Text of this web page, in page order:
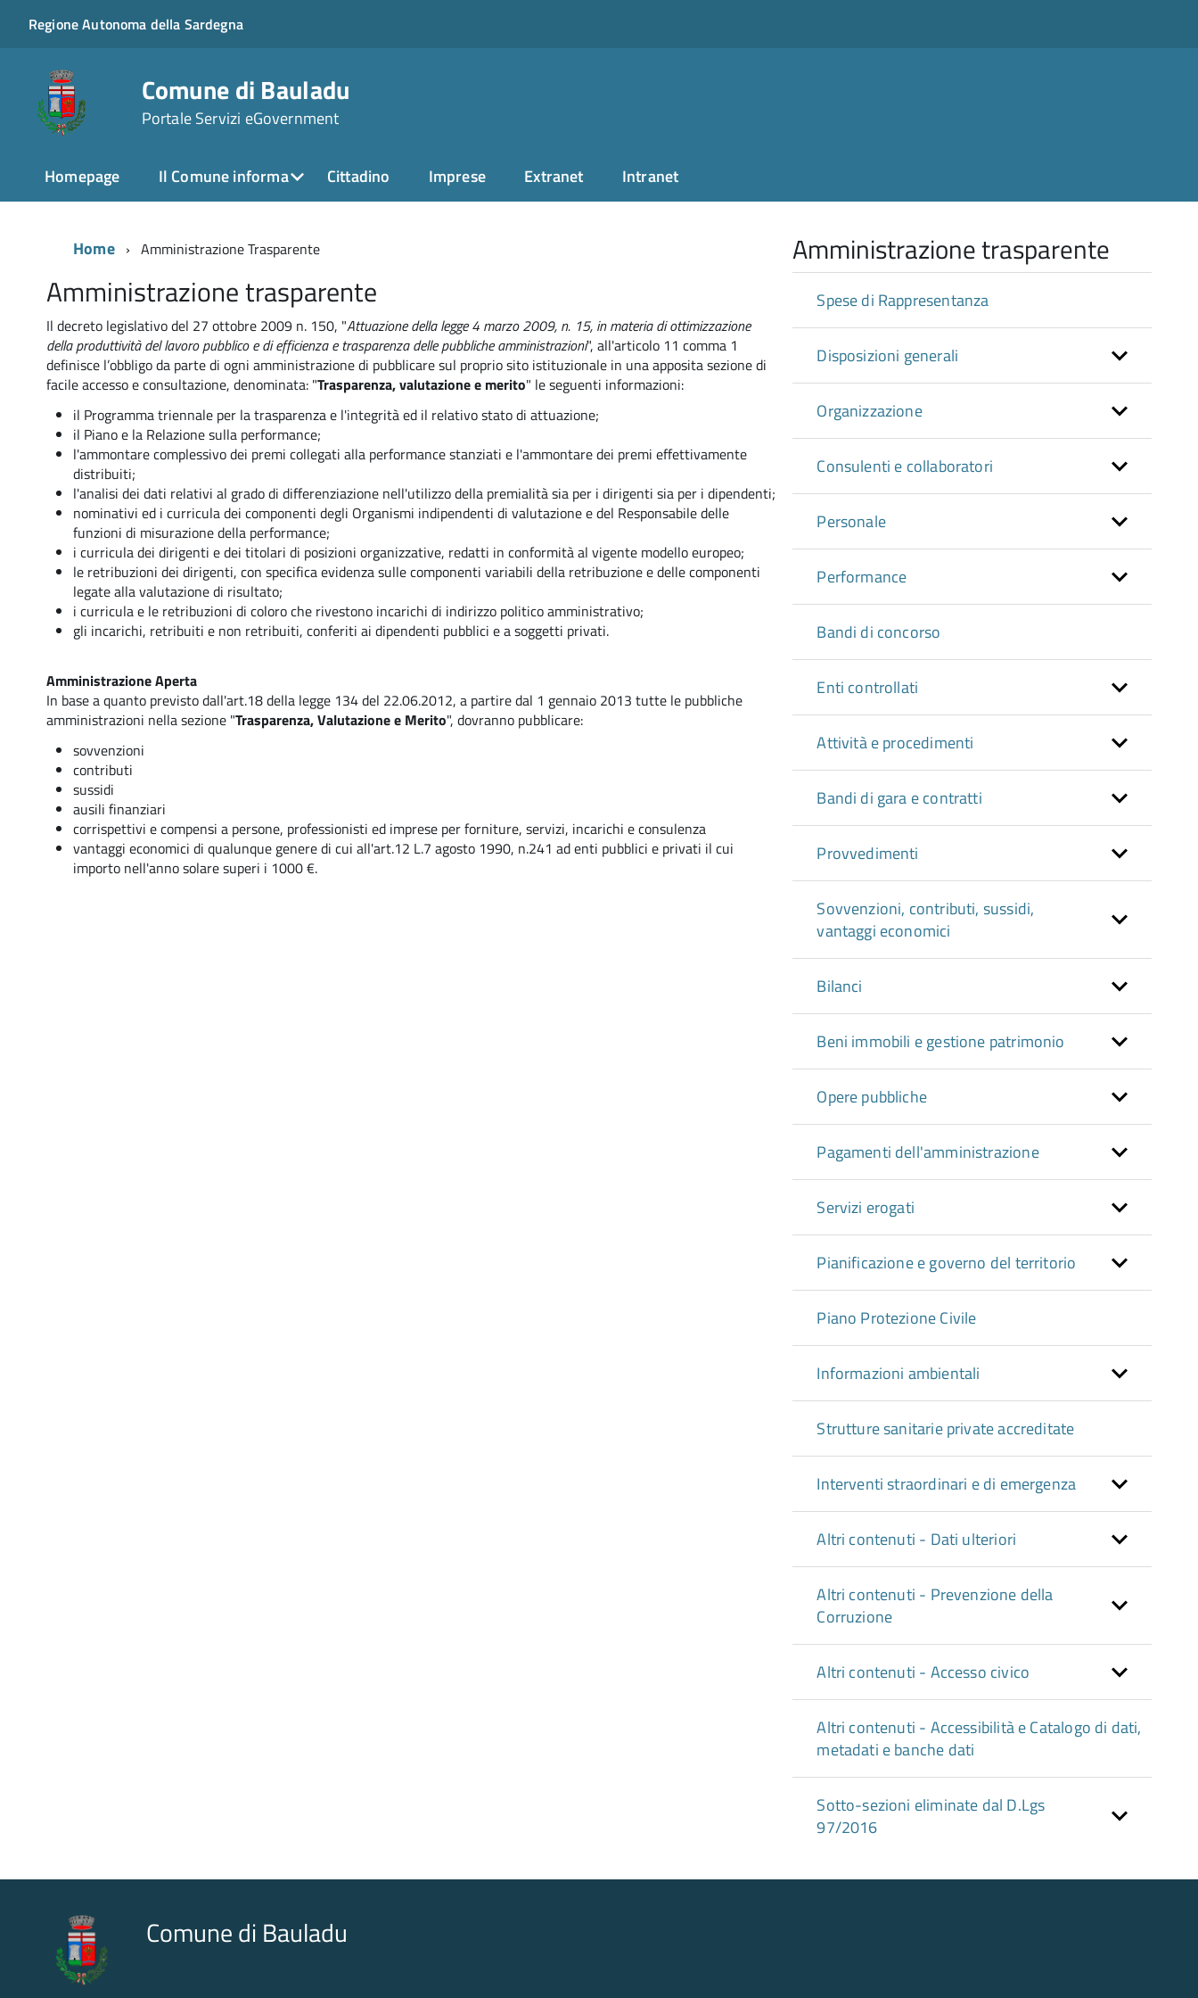
Regione Autonoma della Sardegna
Comune di Bauladu
Portale Servizi eGovernment
Homepage Il Comune informa Cittadino Imprese Extranet Intranet
Home Amministrazione Trasparente
Amministrazione trasparente
Il decreto legislativo del 27 ottobre 2009 n. 150, "Attuazione della legge 4 marzo 2009, n. 15, in materia di ottimizzazione
della produttività del lavoro pubblico e di efficienza e trasparenza delle pubbliche amministrazioni", all'articolo 11 comma 1
definisce l’obbligo da parte di ogni amministrazione di pubblicare sul proprio sito istituzionale in una apposita sezione di
facile accesso e consultazione, denominata: "Trasparenza, valutazione e merito" le seguenti informazioni:
il Programma triennale per la trasparenza e l'integrità ed il relativo stato di attuazione;
il Piano e la Relazione sulla performance;
l'ammontare complessivo dei premi collegati alla performance stanziati e l'ammontare dei premi effettivamente
distribuiti;
l'analisi dei dati relativi al grado di differenziazione nell'utilizzo della premialità sia per i dirigenti sia per i dipendenti;
nominativi ed i curricula dei componenti degli Organismi indipendenti di valutazione e del Responsabile delle
funzioni di misurazione della performance;
i curricula dei dirigenti e dei titolari di posizioni organizzative, redatti in conformità al vigente modello europeo;
le retribuzioni dei dirigenti, con specifica evidenza sulle componenti variabili della retribuzione e delle componenti
legate alla valutazione di risultato;
i curricula e le retribuzioni di coloro che rivestono incarichi di indirizzo politico amministrativo;
gli incarichi, retribuiti e non retribuiti, conferiti ai dipendenti pubblici e a soggetti privati.
Amministrazione Aperta
In base a quanto previsto dall'art.18 della legge 134 del 22.06.2012, a partire dal 1 gennaio 2013 tutte le pubbliche
amministrazioni nella sezione "Trasparenza, Valutazione e Merito", dovranno pubblicare:
sovvenzioni
contributi
sussidi
ausili finanziari
corrispettivi e compensi a persone, professionisti ed imprese per forniture, servizi, incarichi e consulenza
vantaggi economici di qualunque genere di cui all'art.12 L.7 agosto 1990, n.241 ad enti pubblici e privati il cui
importo nell'anno solare superi i 1000 €.
Amministrazione trasparente
Spese di Rappresentanza
Disposizioni generali
Organizzazione
Consulenti e collaboratori
Personale
Performance
Bandi di concorso
Enti controllati
Attività e procedimenti
Bandi di gara e contratti
Provvedimenti
Sovvenzioni, contributi, sussidi,
vantaggi economici
Bilanci
Beni immobili e gestione patrimonio
Opere pubbliche
Pagamenti dell'amministrazione
Servizi erogati
Pianificazione e governo del territorio
Piano Protezione Civile
Informazioni ambientali
Strutture sanitarie private accreditate
Interventi straordinari e di emergenza
Altri contenuti - Dati ulteriori
Altri contenuti - Prevenzione della
Corruzione
Altri contenuti - Accesso civico
Altri contenuti - Accessibilità e Catalogo di dati,
metadati e banche dati
Sotto-sezioni eliminate dal D.Lgs
97/2016
Comune di Bauladu